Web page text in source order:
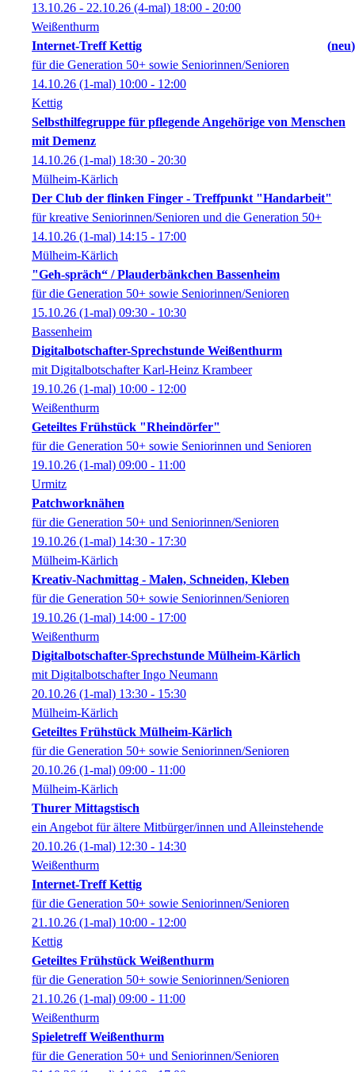
13.10.26 - 22.10.26 (4-mal) 18:00 - 20:00
Weißenthurm
Internet-Treff Kettig
neu
für die Generation 50+ sowie Seniorinnen/Senioren
14.10.26 (1-mal) 10:00 - 12:00
Kettig
Selbsthilfegruppe für pflegende Angehörige von Menschen
mit Demenz
14.10.26 (1-mal) 18:30 - 20:30
Mülheim-Kärlich
Der Club der flinken Finger - Treffpunkt "Handarbeit"
für kreative Seniorinnen/Senioren und die Generation 50+
14.10.26 (1-mal) 14:15 - 17:00
Mülheim-Kärlich
"Geh-spräch“ / Plauderbänkchen Bassenheim
für die Generation 50+ sowie Seniorinnen/Senioren
15.10.26 (1-mal) 09:30 - 10:30
Bassenheim
Digitalbotschafter-Sprechstunde Weißenthurm
mit Digitalbotschafter Karl-Heinz Krambeer
19.10.26 (1-mal) 10:00 - 12:00
Weißenthurm
Geteiltes Frühstück "Rheindörfer"
für die Generation 50+ sowie Seniorinnen und Senioren
19.10.26 (1-mal) 09:00 - 11:00
Urmitz
Patchworknähen
für die Generation 50+ und Seniorinnen/Senioren
19.10.26 (1-mal) 14:30 - 17:30
Mülheim-Kärlich
Kreativ-Nachmittag - Malen, Schneiden, Kleben
für die Generation 50+ sowie Seniorinnen/Senioren
19.10.26 (1-mal) 14:00 - 17:00
Weißenthurm
Digitalbotschafter-Sprechstunde Mülheim-Kärlich
mit Digitalbotschafter Ingo Neumann
20.10.26 (1-mal) 13:30 - 15:30
Mülheim-Kärlich
Geteiltes Frühstück Mülheim-Kärlich
für die Generation 50+ sowie Seniorinnen/Senioren
20.10.26 (1-mal) 09:00 - 11:00
Mülheim-Kärlich
Thurer Mittagstisch
ein Angebot für ältere Mitbürger/innen und Alleinstehende
20.10.26 (1-mal) 12:30 - 14:30
Weißenthurm
Internet-Treff Kettig
für die Generation 50+ sowie Seniorinnen/Senioren
21.10.26 (1-mal) 10:00 - 12:00
Kettig
Geteiltes Frühstück Weißenthurm
für die Generation 50+ sowie Seniorinnen/Senioren
21.10.26 (1-mal) 09:00 - 11:00
Weißenthurm
Spieletreff Weißenthurm
für die Generation 50+ und Seniorinnen/Senioren